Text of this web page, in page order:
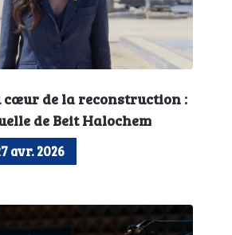
cœur de la reconstruction :
de Beit Halochem
avr. 2026